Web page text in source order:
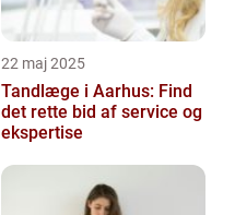
22 maj 2025
Tandlæge i Aarhus: Find
det rette bid af service og
ekspertise